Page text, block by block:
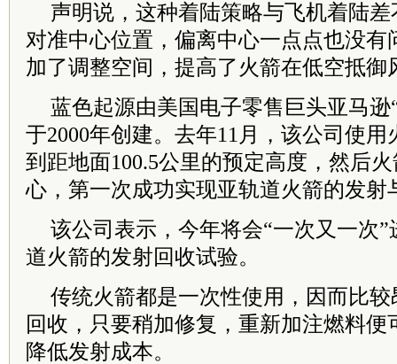
声明说，这种着陆策略与飞机着陆
对准中心位置，偏离中心一点点也没有
加了调整空间，提高了火箭在低空抵御
蓝色起源由美国电子零售巨头亚马逊
于2000年创建。去年11月，该公司使
到距地面100.5公里的预定高度，然后
心，第一次成功实现亚轨道火箭的发射
该公司表示，今年将会“一次又一次”
道火箭的发射回收试验。
传统火箭都是一次性使用，因而比
回收，只要稍加修复，重新加注燃料便
降低发射成本。